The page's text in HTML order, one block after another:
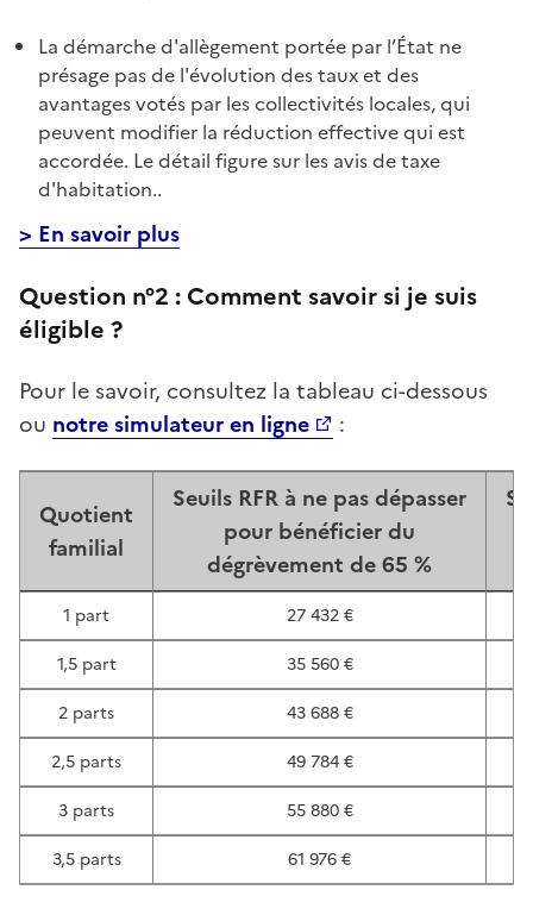
La démarche d'allègement portée par l’État ne
présage pas de l'évolution des taux et des
avantages votés par les collectivités locales, qui
peuvent modifier la réduction effective qui est
accordée. Le détail figure sur les avis de taxe
d'habitation..
> En savoir plus
Question n°2 : Comment savoir si je suis
éligible ?
Pour le savoir, consultez la tableau ci-dessous
ou notre simulateur en ligne :
Quotient
familial
Seuils RFR à ne pas dépasser
pour bénéficier du
dégrèvement de 65 %
1 part
27 432 €
1,5 part
35 560 €
2 parts
43 688 €
2,5 parts
49 784 €
3 parts
55 880 €
3,5 parts
61 976 €